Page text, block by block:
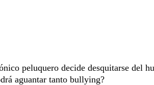
peluquero decide desquitarse del
aguantar tanto bullying?